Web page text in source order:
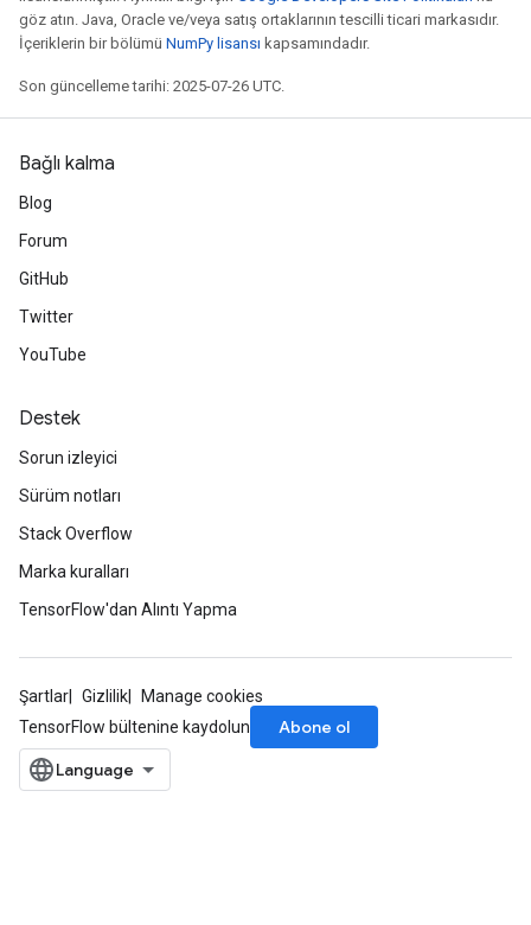
göz atın. Java, Oracle ve/veya satış ortaklarının tescilli ticari markasıdır.
İçeriklerin bir bölümü NumPy lisansı kapsamındadır.
Son güncelleme tarihi: 2025-07-26 UTC.
Bağlı kalma
Blog
Forum
GitHub
Twitter
YouTube
Destek
Sorun izleyici
Sürüm notları
Stack Overflow
Marka kuralları
TensorFlow'dan Alıntı Yapma
Şartlar Gizlilik
Manage cookies
TensorFlow bültenine kaydolun
Abone ol